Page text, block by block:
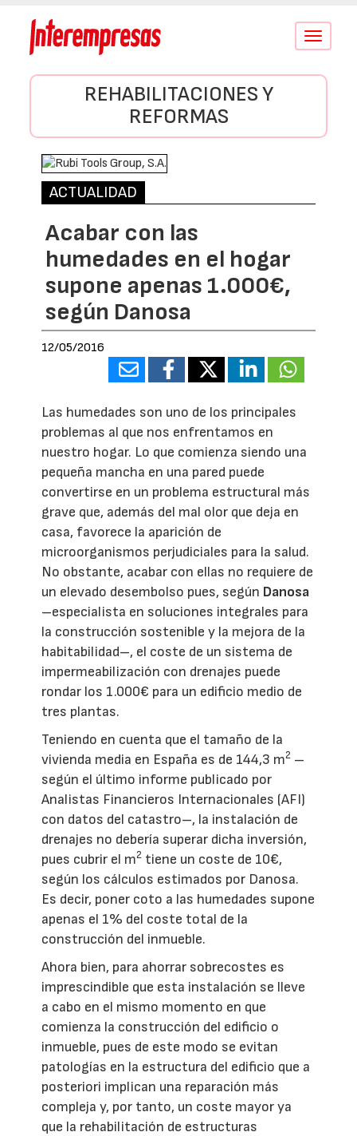
Conmutar
REHABILITACIONES Y
REFORMAS
ACTUALIDAD
Acabar con las
humedades en el hogar
supone apenas 1.000€,
según Danosa
12/05/2016
Las humedades son uno de los principales
problemas al que nos enfrentamos en
nuestro hogar. Lo que comienza siendo una
pequeña mancha en una pared puede
convertirse en un problema estructural más
grave que, además del mal olor que deja en
casa, favorece la aparición de
microorganismos perjudiciales para la salud.
No obstante, acabar con ellas no requiere de
un elevado desembolso pues, según Danosa
–especialista en soluciones integrales para
la construcción sostenible y la mejora de la
habitabilidad–, el coste de un sistema de
impermeabilización con drenajes puede
rondar los 1.000€ para un edificio medio de
tres plantas.
Teniendo en cuenta que el tamaño de la
vivienda media en España es de 144,3 m2 –
según el último informe publicado por
Analistas Financieros Internacionales (AFI)
con datos del catastro–, la instalación de
drenajes no debería superar dicha inversión,
pues cubrir el m2 tiene un coste de 10€,
según los cálculos estimados por Danosa.
Es decir, poner coto a las humedades supone
apenas el 1% del coste total de la
construcción del inmueble.
Ahora bien, para ahorrar sobrecostes es
imprescindible que esta instalación se lleve
a cabo en el mismo momento en que
comienza la construcción del edificio o
inmueble, pues de este modo se evitan
patologías en la estructura del edificio que a
posteriori implican una reparación más
compleja y, por tanto, un coste mayor ya
que la rehabilitación de estructuras